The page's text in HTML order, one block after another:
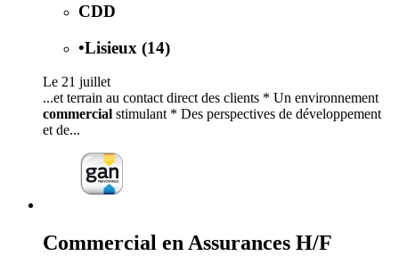
CDD
•Lisieux (14)
Le 21 juillet
...et terrain au contact direct des clients * Un environnement
commercial stimulant * Des perspectives de développement
et de...
Commercial en Assurances H/F